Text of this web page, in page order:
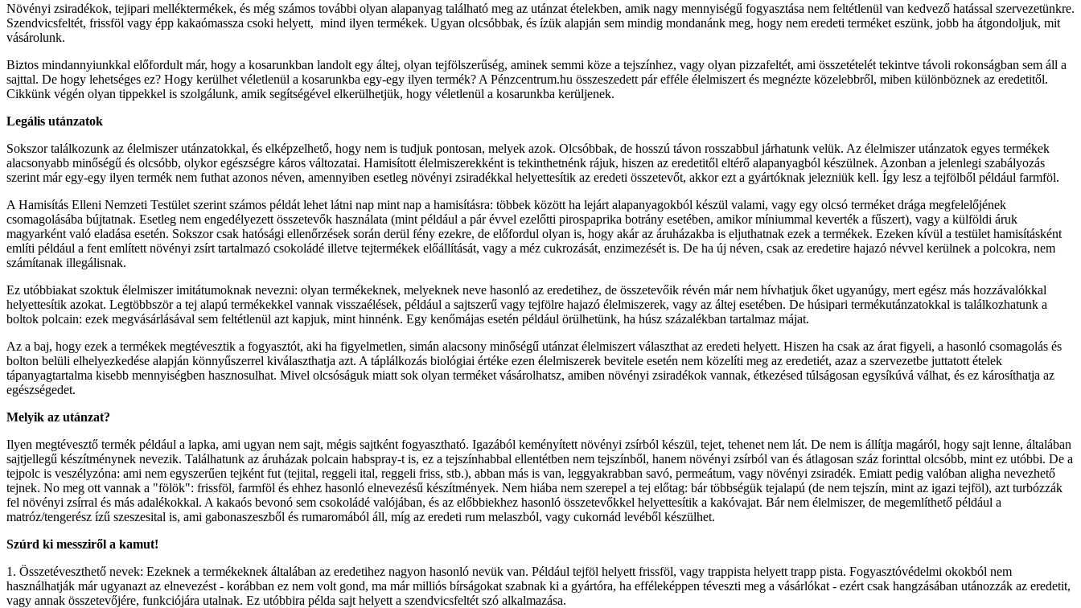
Növényi zsiradékok, tejipari melléktermékek, és még számos további olyan alapanyag található meg az utánzat ételekben, amik nagy mennyiségű fogyasztása nem feltétlenül van kedvező hatással szervezetünkre.
Szendvicsfeltét, frissföl vagy épp kakaómassza csoki helyett, mind ilyen termékek. Ugyan olcsóbbak, és ízük alapján sem mindig mondanánk meg, hogy nem eredeti terméket eszünk, jobb ha átgondoljuk, mit
vásárolunk.
Biztos mindannyiunkkal előfordult már, hogy a kosarunkban landolt egy áltej, olyan tejfölszerűség, aminek semmi köze a tejszínhez, vagy olyan pizzafeltét, ami összetételét tekintve távoli rokonságban sem áll a
sajttal. De hogy lehetséges ez? Hogy kerülhet véletlenül a kosarunkba egy-egy ilyen termék? A Pénzcentrum.hu összeszedett pár efféle élelmiszert és megnézte közelebbről, miben különböznek az eredetitől.
Cikkünk végén olyan tippekkel is szolgálunk, amik segítségével elkerülhetjük, hogy véletlenül a kosarunkba kerüljenek.
Legális utánzatok
Sokszor találkozunk az élelmiszer utánzatokkal, és elképzelhető, hogy nem is tudjuk pontosan, melyek azok. Olcsóbbak, de hosszú távon rosszabbul járhatunk velük. Az élelmiszer utánzatok egyes termékek
alacsonyabb minőségű és olcsóbb, olykor egészségre káros változatai. Hamisított élelmiszerekként is tekinthetnénk rájuk, hiszen az eredetitől eltérő alapanyagból készülnek. Azonban a jelenlegi szabályozás
szerint már egy-egy ilyen termék nem futhat azonos néven, amennyiben esetleg növényi zsiradékkal helyettesítik az eredeti összetevőt, akkor ezt a gyártóknak jelezniük kell. Így lesz a tejfölből például farmföl.
A Hamisítás Elleni Nemzeti Testület szerint számos példát lehet látni nap mint nap a hamisításra: többek között ha lejárt alapanyagokból készül valami, vagy egy olcsó terméket drága megfelelőjének
csomagolásába bújtatnak. Esetleg nem engedélyezett összetevők használata (mint például a pár évvel ezelőtti pirospaprika botrány esetében, amikor míniummal keverték a fűszert), vagy a külföldi áruk
magyarként való eladása esetén. Sokszor csak hatósági ellenőrzések során derül fény ezekre, de előfordul olyan is, hogy akár az áruházakba is eljuthatnak ezek a termékek. Ezeken kívül a testület hamisításként
említi például a fent említett növényi zsírt tartalmazó csokoládé illetve tejtermékek előállítását, vagy a méz cukrozását, enzimezését is. De ha új néven, csak az eredetire hajazó névvel kerülnek a polcokra, nem
számítanak illegálisnak.
Ez utóbbiakat szoktuk élelmiszer imitátumoknak nevezni: olyan termékeknek, melyeknek neve hasonló az eredetihez, de összetevőik révén már nem hívhatjuk őket ugyanúgy, mert egész más hozzávalókkal
helyettesítik azokat. Legtöbbször a tej alapú termékekkel vannak visszaélések, például a sajtszerű vagy tejfölre hajazó élelmiszerek, vagy az áltej esetében. De húsipari termékutánzatokkal is találkozhatunk a
boltok polcain: ezek megvásárlásával sem feltétlenül azt kapjuk, mint hinnénk. Egy kenőmájas esetén például örülhetünk, ha húsz százalékban tartalmaz májat.
Az a baj, hogy ezek a termékek megtévesztik a fogyasztót, aki ha figyelmetlen, simán alacsony minőségű utánzat élelmiszert választhat az eredeti helyett. Hiszen ha csak az árat figyeli, a hasonló csomagolás és
bolton belüli elhelyezkedése alapján könnyűszerrel kiválaszthatja azt. A táplálkozás biológiai értéke ezen élelmiszerek bevitele esetén nem közelíti meg az eredetiét, azaz a szervezetbe juttatott ételek
tápanyagtartalma kisebb mennyiségben hasznosulhat. Mivel olcsóságuk miatt sok olyan terméket vásárolhatsz, amiben növényi zsiradékok vannak, étkezésed túlságosan egysíkúvá válhat, és ez károsíthatja az
egészségedet.
Melyik az utánzat?
Ilyen megtévesztő termék például a lapka, ami ugyan nem sajt, mégis sajtként fogyasztható. Igazából keményített növényi zsírból készül, tejet, tehenet nem lát. De nem is állítja magáról, hogy sajt lenne, általában
sajtjellegű készítménynek nevezik. Találhatunk az áruházak polcain habspray-t is, ez a tejszínhabbal ellentétben nem tejszínből, hanem növényi zsírból van és átlagosan száz forinttal olcsóbb, mint ez utóbbi. De a
tejpolc is veszélyzóna: ami nem egyszerűen tejként fut (tejital, reggeli ital, reggeli friss, stb.), abban más is van, leggyakrabban savó, permeátum, vagy növényi zsiradék. Emiatt pedig valóban aligha nevezhető
tejnek. No meg ott vannak a "fölök": frissföl, farmföl és ehhez hasonló elnevezésű készítmények. Nem hiába nem szerepel a tej előtag: bár többségük tejalapú (de nem tejszín, mint az igazi tejföl), azt turbózzák
fel növényi zsírral és más adalékokkal. A kakaós bevonó sem csokoládé valójában, és az előbbiekhez hasonló összetevőkkel helyettesítik a kakóvajat. Bár nem élelmiszer, de megemlíthető például a
matróz/tengerész ízű szeszesital is, ami gabonaszeszből és rumaromából áll, míg az eredeti rum melaszból, vagy cukornád levéből készülhet.
Szúrd ki messziről a kamut!
1. Összetéveszthető nevek: Ezeknek a termékeknek általában az eredetihez nagyon hasonló nevük van. Például tejföl helyett frissföl, vagy trappista helyett trapp pista. Fogyasztóvédelmi okokból nem
használhatják már ugyanazt az elnevezést - korábban ez nem volt gond, ma már milliós bírságokat szabnak ki a gyártóra, ha efféleképpen téveszti meg a vásárlókat - ezért csak hangzásában utánozzák az eredetit,
vagy annak összetevőjére, funkciójára utalnak. Ez utóbbira példa sajt helyett a szendvicsfeltét szó alkalmazása.